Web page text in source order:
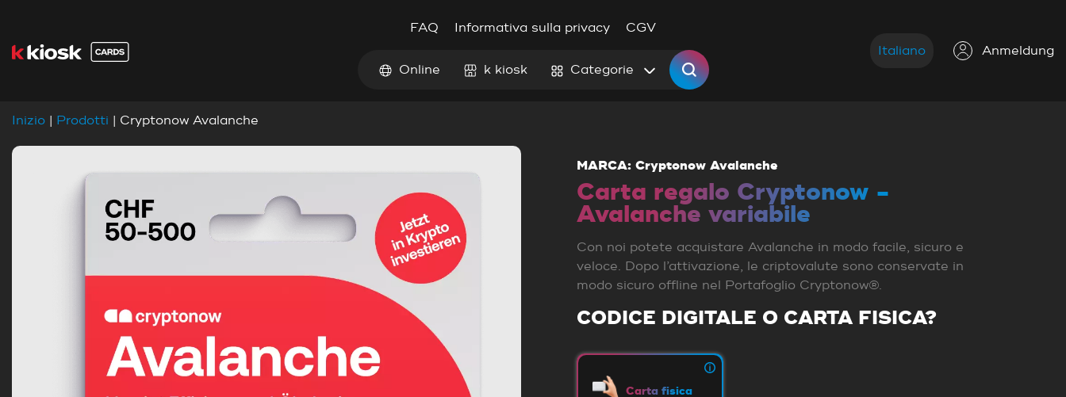
FAQ Informativa sulla privacy CGV
Online k kiosk Categorie
Italiano Anmeldung
Inizio | Prodotti | Cryptonow Avalanche
MARCA: Cryptonow Avalanche
Carta regalo Cryptonow -
Avalanche variabile
Con noi potete acquistare Avalanche in modo facile, sicuro e
veloce. Dopo l’attivazione, le criptovalute sono conservate in
modo sicuro offline nel Portafoglio Cryptonow®.
CODICE DIGITALE O CARTA FISICA?
Carta fisica